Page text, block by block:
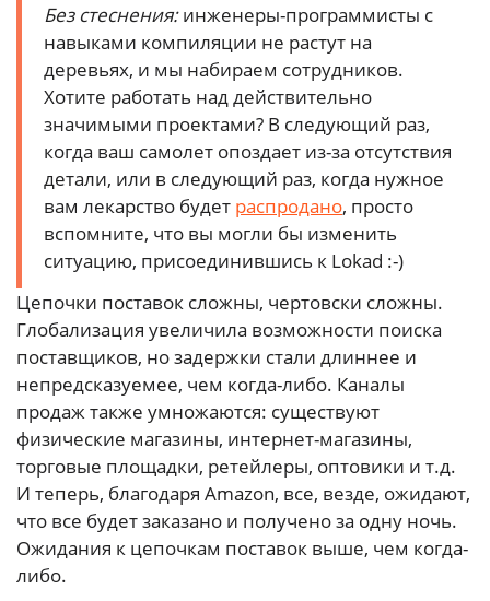
Без стеснения:инженеры-программисты с
навыками компиляции не растут на
деревьях, и мы набираем сотрудников.
Хотите работать над действительно
значимыми проектами? В следующий раз,
когда ваш самолет опоздает из-за отсутствия
детали, или в следующий раз, когда нужное
вам лекарство будет распродано, просто
вспомните, что вы могли бы изменить
ситуацию, присоединившись к Lokad :-)
Цепочки поставок сложны, чертовски сложны.
Глобализация увеличила возможности поиска
поставщиков, но задержки стали длиннее и
непредсказуемее, чем когда-либо. Каналы
продаж также умножаются: существуют
физические магазины, интернет-магазины,
торговые площадки, ретейлеры, оптовики и т.д.
И теперь, благодаря Amazon, все, везде, ожидают,
что все будет заказано и получено за одну ночь.
Ожидания к цепочкам поставок выше, чем когда-
либо.